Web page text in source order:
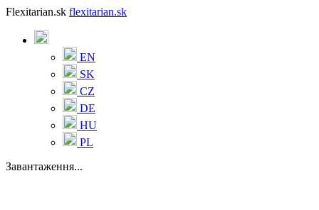
Flexitarian.sk flexitarian.sk
EN
SK
CZ
DE
HU
PL
Завантаження...